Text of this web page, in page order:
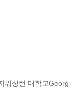
싱턴 대학교